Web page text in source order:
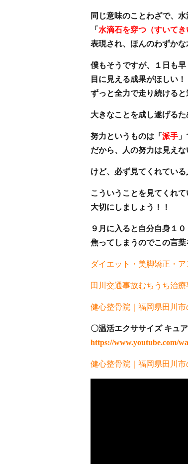
同じ意味のことわざで、
「 水滴石を穿つ（すいてき
表現され、ほんのわずか
僕もそうですが、１日も早
目に見える成果がほしい！
ずっと全力で走り続ける
大きなことを成し遂げる
努力というものは「 派手
だから、人の努力は見え
けど、必ず見てくれている
こういうことを見てくれ
大切にしましょう！！
９月に入ると自分自身１
焦ってしまうのでこの言
ダイエット・美脚矯正・
田川交通事故むちうち治
健心整骨院｜福岡県田川市
〇温活エクササイズ キュ
https://www.youtube.com/
健心整骨院｜福岡県田川市